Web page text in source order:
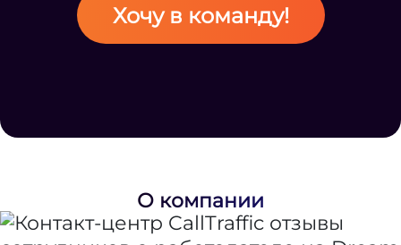
Хочу в команду!
О компании